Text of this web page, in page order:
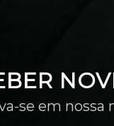
se em